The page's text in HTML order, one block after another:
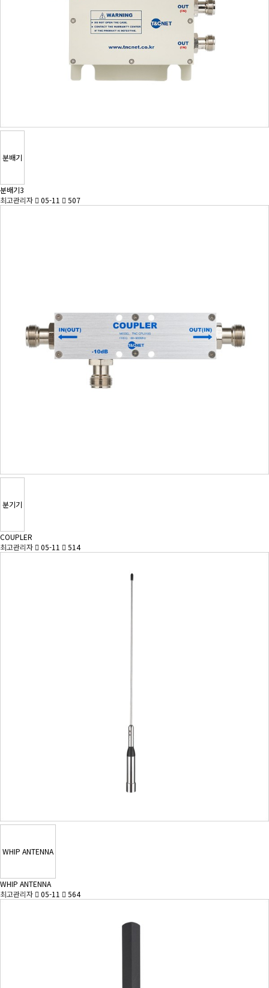
분배기
분배기3
최고관리자
05-11 507
분기기
COUPLER
최고관리자
05-11 514
WHIP ANTENNA
WHIP ANTENNA
최고관리자
05-11 564